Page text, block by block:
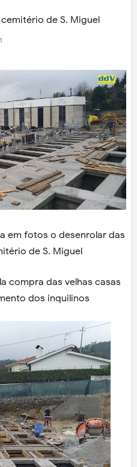
de S. Miguel
em fotos o desenrolar das
de S. Miguel
compra das velhas casas
dos inquilinos